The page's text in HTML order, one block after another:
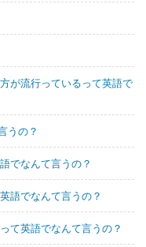
が流行っているって英語で
うの？
でなんて言うの？
語でなんて言うの？
て英語でなんて言うの？